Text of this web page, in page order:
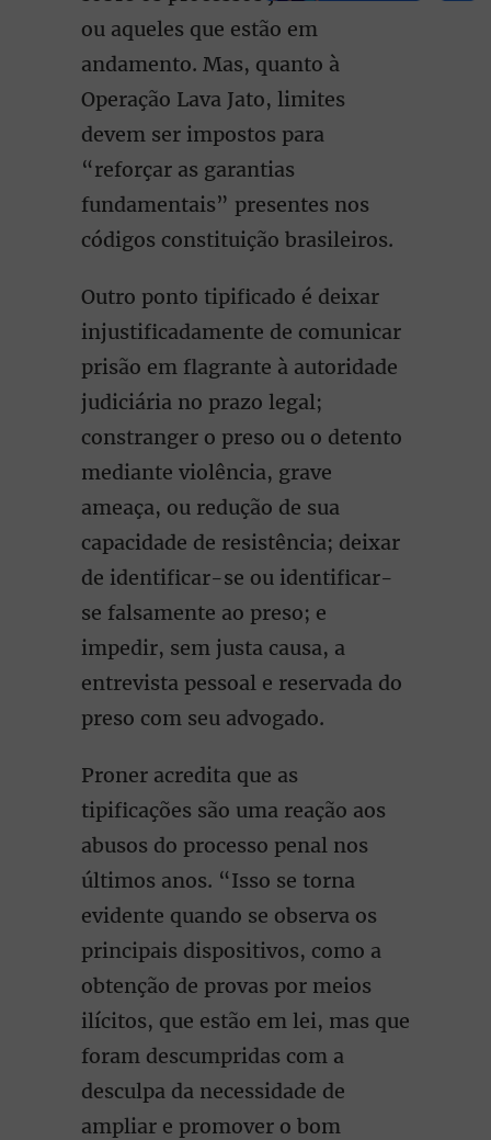
ou aqueles que estão em
andamento. Mas, quanto à
Operação Lava Jato, limites
devem ser impostos para
“reforçar as garantias
fundamentais” presentes nos
códigos constituição brasileiros.
Outro ponto tipificado é deixar
injustificadamente de comunicar
prisão em flagrante à autoridade
judiciária no prazo legal;
constranger o preso ou o detento
mediante violência, grave
ameaça, ou redução de sua
capacidade de resistência; deixar
de identificar-se ou identificar-
se falsamente ao preso; e
impedir, sem justa causa, a
entrevista pessoal e reservada do
preso com seu advogado.
Proner acredita que as
tipificações são uma reação aos
abusos do processo penal nos
últimos anos. “Isso se torna
evidente quando se observa os
principais dispositivos, como a
obtenção de provas por meios
ilícitos, que estão em lei, mas que
foram descumpridas com a
desculpa da necessidade de
ampliar e promover o bom